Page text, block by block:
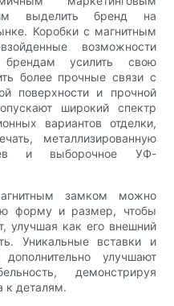
выделить бренд на
Коробки с магнитным
возможности
брендам усилить свою
более прочные связи с
поверхности и прочной
широкий спектр
вариантов отделки,
металлизированную
и выборочное УФ-
замком можно
форму и размер, чтобы
улучшая как его внешний
Уникальные вставки и
улучшают
демонстрируя
к деталям.